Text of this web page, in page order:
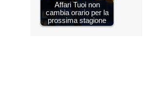
Affari Tuoi non
cambia orario per la
prossima stagione